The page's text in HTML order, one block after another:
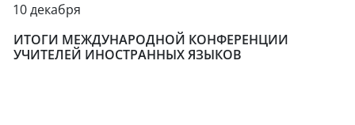
10 декабря
ИТОГИ МЕЖДУНАРОДНОЙ КОНФЕРЕНЦИИ
УЧИТЕЛЕЙ ИНОСТРАННЫХ ЯЗЫКОВ